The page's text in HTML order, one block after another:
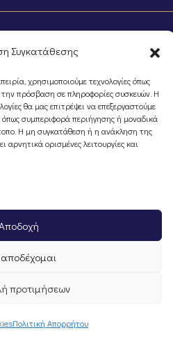
Συγκατάθεσης
χρησιμοποιούμε τεχνολογίες όπως
πρόσβαση σε πληροφορίες συσκευών. Η
θα μας επιτρέψει να επεξεργαστούμε
συμπεριφορά περιήγησης ή μοναδικά
Η μη συγκατάθεση ή η ανάκληση της
ορισμένες λειτουργίες και
προτιμήσεων
Πολιτική Απορρήτου
Powered byKnowledge A.E.